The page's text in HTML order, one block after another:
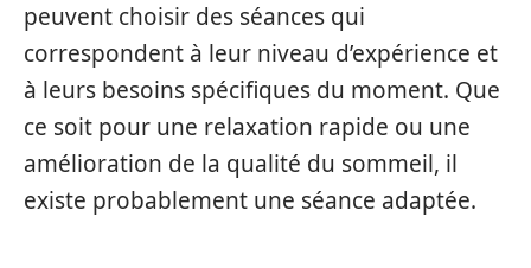
peuvent choisir des séances qui
correspondent à leur niveau d’expérience et
à leurs besoins spécifiques du moment. Que
ce soit pour une relaxation rapide ou une
amélioration de la qualité du sommeil, il
existe probablement une séance adaptée.